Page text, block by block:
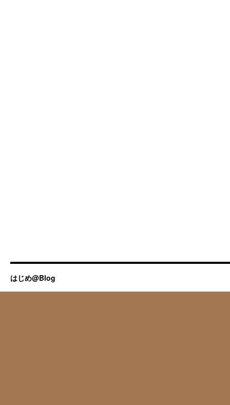
はじめ@Blog